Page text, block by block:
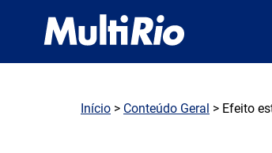
Início > Conteúdo Geral > Efeito